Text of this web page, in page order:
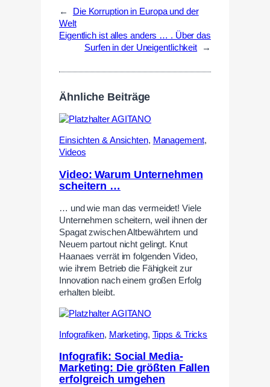
←
Die Korruption in Europa und der
Welt
Eigentlich ist alles anders … . Über das
Surfen in der Uneigentlichkeit
→
Ähnliche Beiträge
Einsichten & Ansichten, Management,
Videos
Video: Warum Unternehmen
scheitern …
… und wie man das vermeidet! Viele
Unternehmen scheitern, weil ihnen der
Spagat zwischen Altbewährtem und
Neuem partout nicht gelingt. Knut
Haanaes verrät im folgenden Video,
wie ihrem Betrieb die Fähigkeit zur
Innovation nach einem großen Erfolg
erhalten bleibt.
Infografiken, Marketing, Tipps & Tricks
Infografik: Social Media-
Marketing: Die größten Fallen
erfolgreich umgehen